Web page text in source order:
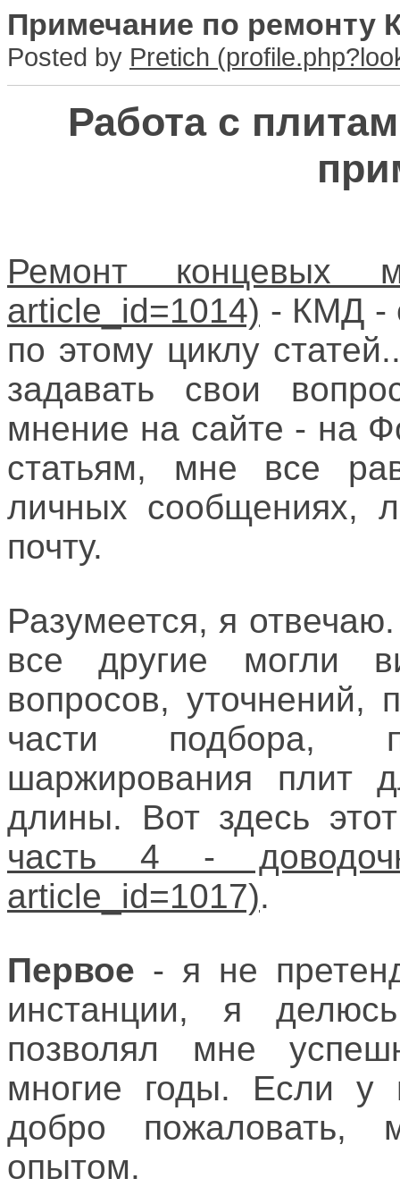
Примечание по ремонту
Posted by Pretich
Работа с
Ремонт концевых
- КМД -
по этому циклу
задавать свои
мнение на сайте - на
статьям, мне все
личных сообщениях,
почту.
Разумеется, я
все другие могли
вопросов,
части подбора,
шаржирования плит
длины. Вот здесь
часть 4 -
.
Первое - я не
инстанции, я
позволял мне
многие годы. Если у
добро пожаловать,
опытом.